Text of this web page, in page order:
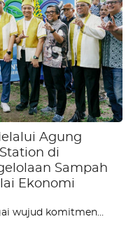
Agung
di
Sampah
Ekonomi
wujud komitmen…